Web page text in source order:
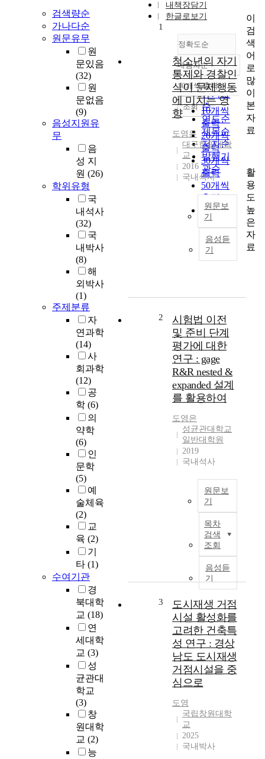
검색량순
가나다순
원문유무
원
문있음
(32)
원
문없음
(9)
음성지원유
무
음
성 지
원 (26)
학위유형
국
내석사
(32)
국
내박사
(8)
해
외박사
(1)
주제분류
자
연과학
(14)
사
회과학
(12)
공
학 (6)
의
약학
(6)
인
문학
(5)
예
술체육
(2)
교
육 (2)
기
타 (1)
수여기관
경
북대학
교 (18)
연
세대학
교 (3)
성
균관대
학교
(3)
창
원대학
교 (2)
능
내책장담기
한글로보기
정확도순
정확도
순
인기도
순
연도순
제목순
저자순
발행기
관순
내림차순
내림차순
10개씩 출력
10개씩
출력
20개씩
출력
30개씩
출력
50개씩
출력
100개씩
출력
조회
1
청소년의 자기
통제와 경찰인
식이 문제행동
에 미치는 영
향
도영은
대구한의대학
교
2016
국내석사
원문보
기
음성듣
기
2
시험법 이전
및 준비 단계
평가에 대한
연구 : gage
R&R nested &
expanded 설계
를 활용하여
도영은
성균관대학교
일반대학원
2019
국내석사
원문보
기
목차
검색
조회
음성듣
기
3
도시재생 거점
시설 활성화를
고려한 건축특
성 연구 : 경상
남도 도시재생
거점시설을 중
심으로
도영
국립창원대학
교
2025
국내박사
이
검
색
어
로
많
이
본
자
료
활
용
도
높
은
자
료